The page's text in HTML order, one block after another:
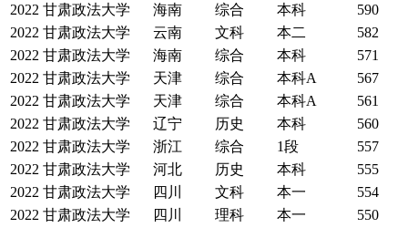
2022 甘肃政法大学 海南 综合 本科
590
2022 甘肃政法大学 云南 文科 本二
582
2022 甘肃政法大学 海南 综合 本科
571
2022 甘肃政法大学 天津 综合 本科A
567
2022 甘肃政法大学 天津 综合 本科A
561
2022 甘肃政法大学 辽宁 历史 本科
560
2022 甘肃政法大学 浙江 综合 1段
557
2022 甘肃政法大学 河北 历史 本科
555
2022 甘肃政法大学 四川 文科 本一
554
2022 甘肃政法大学 四川 理科 本一
550